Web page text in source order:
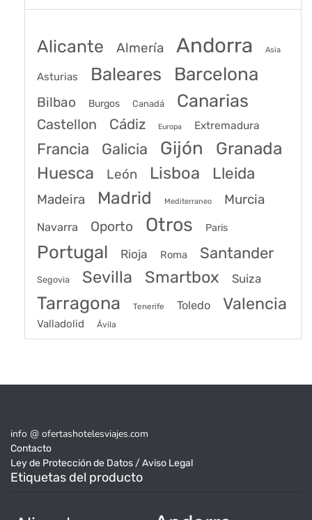
Alicante Almería Andorra Asia
Asturias Baleares Barcelona
Bilbao Burgos Canadá Canarias
Castellon Cádiz Europa Extremadura
Francia Galicia Gijón Granada
Huesca León Lisboa Lleida
Madeira Madrid Mediterraneo Murcia
Navarra Oporto Otros Paris
Portugal Rioja Roma Santander
Segovia Sevilla Smartbox Suiza
Tarragona Tenerife Toledo Valencia
Valladolid Ávila
info @ ofertashotelesviajes.com
Contacto
Ley de Protección de Datos / Aviso Legal
Etiquetas del producto